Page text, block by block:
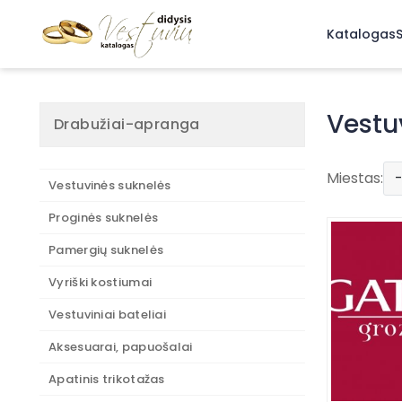
Katalogas
Drabužiai-apranga
Vestuvinės suknelės
Proginės suknelės
Pamergių suknelės
Vyriški kostiumai
Vestuviniai bateliai
Aksesuarai, papuošalai
Apatinis trikotažas
Vestuvinės
Klaipėdoje,
Jei ieškote
rasite
grožio
Kviečiame
Miestas: